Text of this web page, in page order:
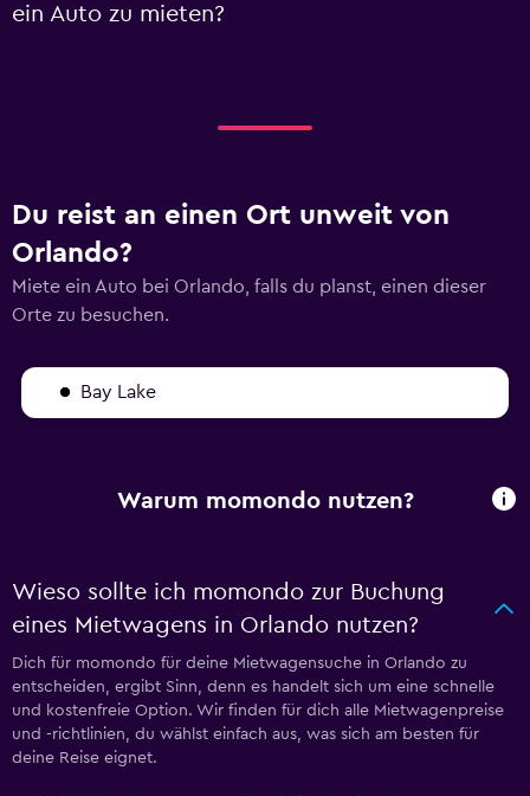
ein Auto zu mieten?
Du reist an einen Ort unweit von
Orlando?
Miete ein Auto bei Orlando, falls du planst, einen dieser
Orte zu besuchen.
Bay Lake
Warum momondo nutzen?
Wieso sollte ich momondo zur Buchung
eines Mietwagens in Orlando nutzen?
Dich für momondo für deine Mietwagensuche in Orlando zu
entscheiden, ergibt Sinn, denn es handelt sich um eine schnelle
und kostenfreie Option. Wir finden für dich alle Mietwagenpreise
und -richtlinien, du wählst einfach aus, was sich am besten für
deine Reise eignet.